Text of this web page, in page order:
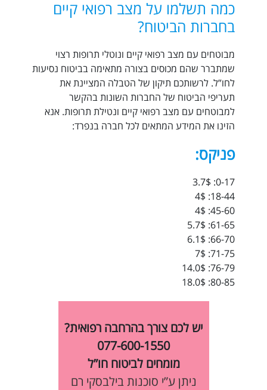
כמה תשלמו על מצב רפואי קיים
בחברות הביטוח?
מבוטחים עם מצב רפואי קיים ונוטלי תרופות רצוי
שמתברר שהם מכוסים בצורה מתאימה בביטוח נסיעות
לחו”ל. לרשותכם תיקון של הטבלה המציינת את
תעריפי הביטוח של החברות השונות בהקשר
למבוטחים עם מצב רפואי קיים ונטילת תרופות. אנא
הזינו את המידע המתאים לכל חברה בנפרד:
פניקס:
0-17: 3.7$
18-44: 4$
45-60: 4$
61-65: 5.7$
66-70: 6.1$
71-75: 7$
76-79: 14.0$
80-85: 18.0$
יש לכם צורך בהרחבה רפואית?
077-600-1550
מומחים לביטוח חו”ל
ניתן ע”י סוכנות בילבסקי רם